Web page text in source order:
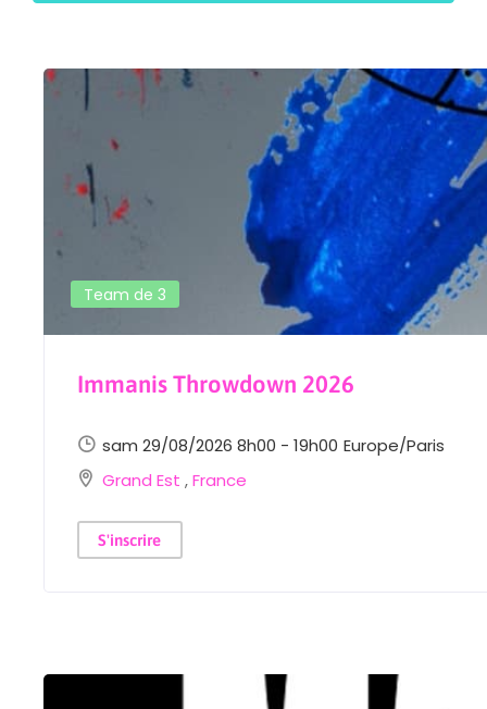
Team de 3
Immanis Throwdown 2026
sam 29/08/2026 8h00 - 19h00 Europe/Paris
Grand Est ,France
S'inscrire